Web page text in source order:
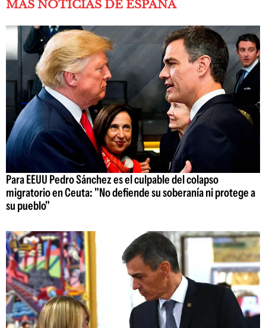
MÁS NOTICIAS DE ESPAÑA
Para EEUU Pedro Sánchez es el culpable del colapso
migratorio en Ceuta: "No defiende su soberanía ni protege a
su pueblo"